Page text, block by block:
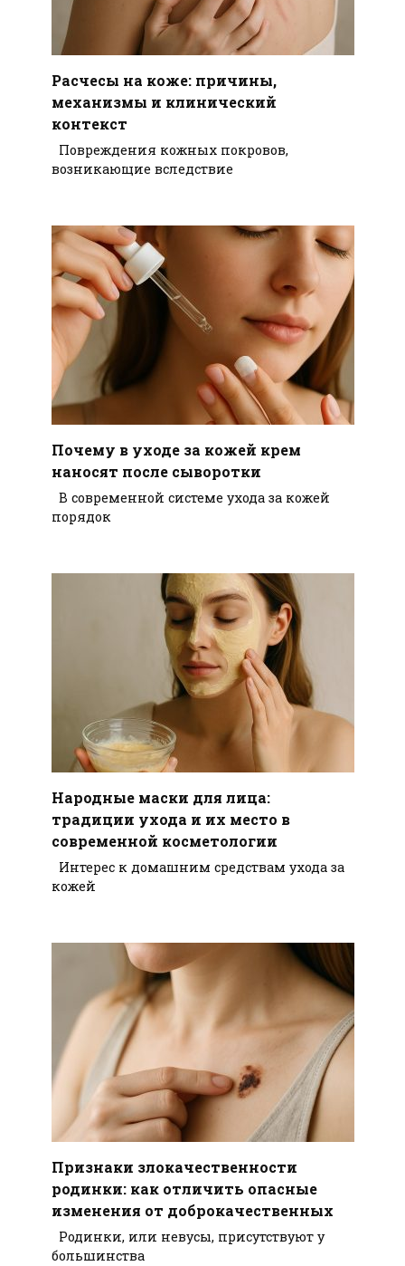
Расчесы на коже: причины,
механизмы и клинический
контекст
Повреждения кожных покровов,
возникающие вследствие
Почему в уходе за кожей крем
наносят после сыворотки
В современной системе ухода за кожей
порядок
Народные маски для лица:
традиции ухода и их место в
современной косметологии
Интерес к домашним средствам ухода за
кожей
Признаки злокачественности
родинки: как отличить опасные
изменения от доброкачественных
Родинки, или невусы, присутствуют у
большинства